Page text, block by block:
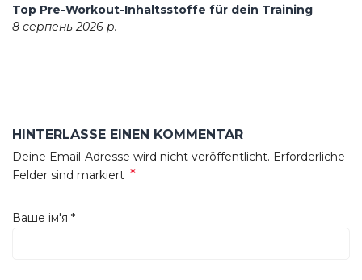
Top Pre-Workout-Inhaltsstoffe für dein Training
8 серпень 2026 р.
HINTERLASSE EINEN KOMMENTAR
Deine Email-Adresse wird nicht veröffentlicht. Erforderliche
Felder sind markiert *
Ваше ім'я *